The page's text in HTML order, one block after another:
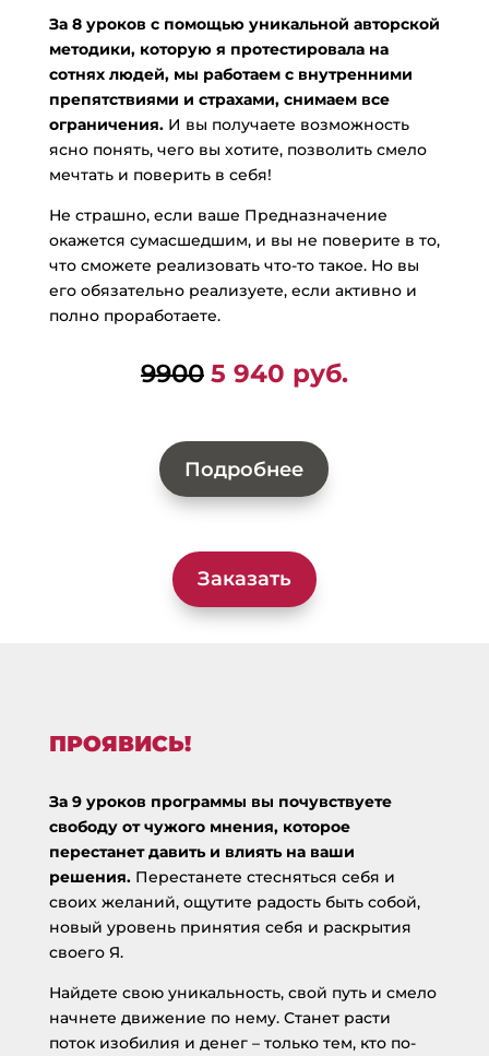
За 8 уроков с помощью уникальной авторской
методики, которую я протестировала на
сотнях людей, мы работаем с внутренними
препятствиями и страхами, снимаем все
ограничения.И вы получаете возможность
ясно понять, чего вы хотите, позволить смело
мечтать и поверить в себя!
Не страшно, если ваше Предназначение
окажется сумасшедшим, и вы не поверите в то,
что сможете реализовать что-то такое. Но вы
его обязательно реализуете, если активно и
полно проработаете.
9900 5 940 руб.
Подробнее
Заказать
ПРОЯВИСЬ!
За 9 уроков программы вы почувствуете
свободу от чужого мнения, которое
перестанет давить и влиять на ваши
решения.Перестанете стесняться себя и
своих желаний, ощутите радость быть собой,
новый уровень принятия себя и раскрытия
своего Я.
Найдете свою уникальность, свой путь и смело
начнете движение по нему. Станет расти
поток изобилия и денег – только тем, кто по-